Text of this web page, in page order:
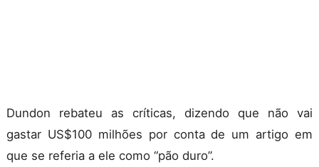
Dundon rebateu as críticas, dizendo que não vai
gastar US$100 milhões por conta de um artigo em
que se referia a ele como “pão duro”.